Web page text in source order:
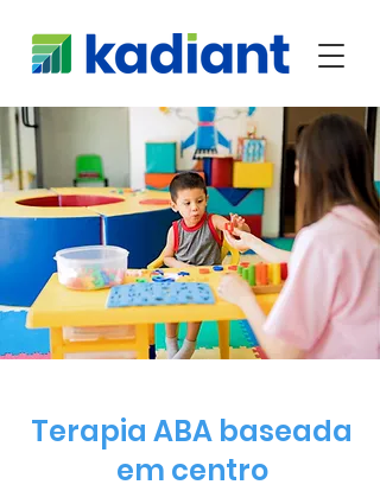
Terapia ABA baseada
em centro